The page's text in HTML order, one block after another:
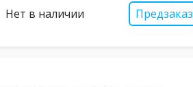
Нет в наличии Предзаказ